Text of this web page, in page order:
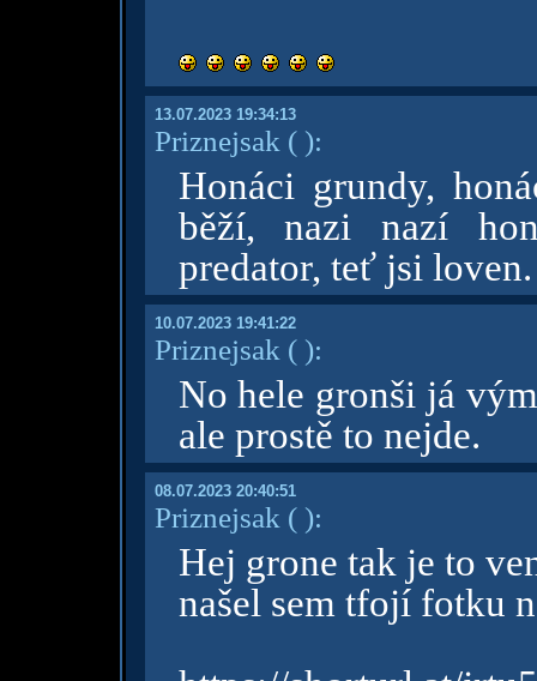
13.07.2023 19:34:13
Priznejsak ( ):
Honáci grundy,
běží, nazi nazí
predator, teť jsi
10.07.2023 19:41:22
Priznejsak ( ):
No hele gronši já
ale prostě to nejde.
08.07.2023 20:40:51
Priznejsak ( ):
Hej grone tak je to
našel sem tfojí fotku